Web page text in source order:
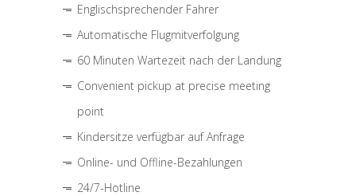
Englischsprechender Fahrer
Automatische Flugmitverfolgung
60 Minuten Wartezeit nach der Landung
Convenient pickup at precise meeting
point
Kindersitze verfügbar auf Anfrage
Online- und Offline-Bezahlungen
24/7-Hotline